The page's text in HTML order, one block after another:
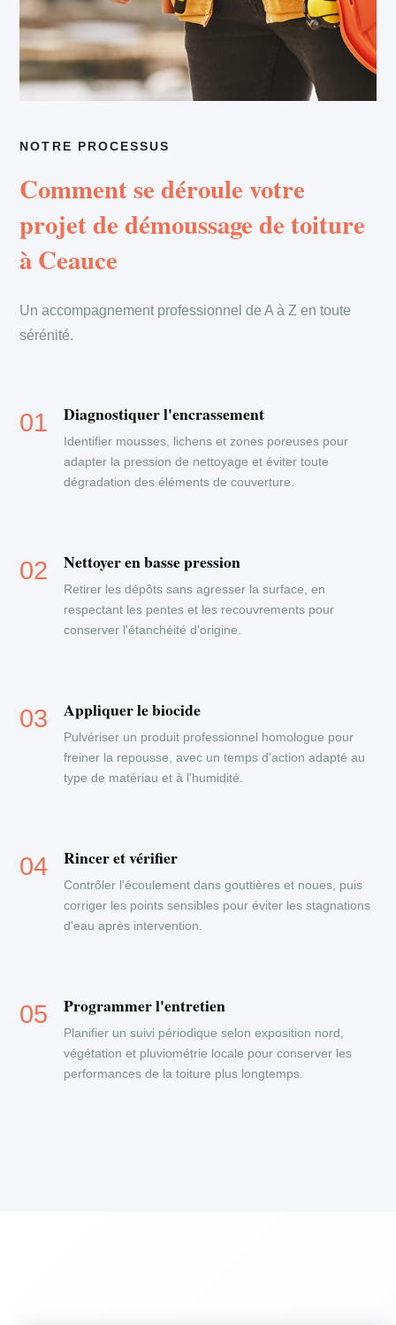
NOTRE PROCESSUS
Comment se déroule votre
projet de démoussage de toiture
à Ceauce
Un accompagnement professionnel de A à Z en toute
sérénité.
Diagnostiquer l'encrassement
Identifier mousses, lichens et zones poreuses pour
adapter la pression de nettoyage et éviter toute
dégradation des éléments de couverture.
Nettoyer en basse pression
Retirer les dépôts sans agresser la surface, en
respectant les pentes et les recouvrements pour
conserver l'étanchéité d'origine.
Appliquer le biocide
Pulvériser un produit professionnel homologue pour
freiner la repousse, avec un temps d'action adapté au
type de matériau et à l'humidité.
Rincer et vérifier
Contrôler l'écoulement dans gouttières et noues, puis
corriger les points sensibles pour éviter les stagnations
d'eau après intervention.
Programmer l'entretien
Planifier un suivi périodique selon exposition nord,
végétation et pluviométrie locale pour conserver les
performances de la toiture plus longtemps.